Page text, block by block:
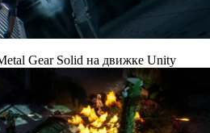
Gear Solid на движке Unity